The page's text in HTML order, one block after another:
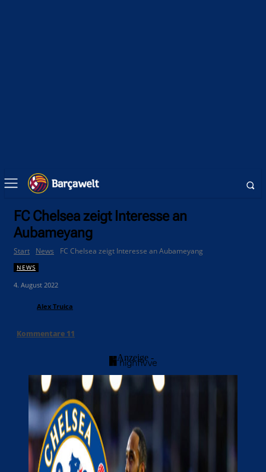
FC Chelsea zeigt Interesse an
Aubameyang
Start News FC Chelsea zeigt Interesse an Aubameyang
NEWS
4. August 2022
Alex Truica
Kommentare 11
- Anzeige -